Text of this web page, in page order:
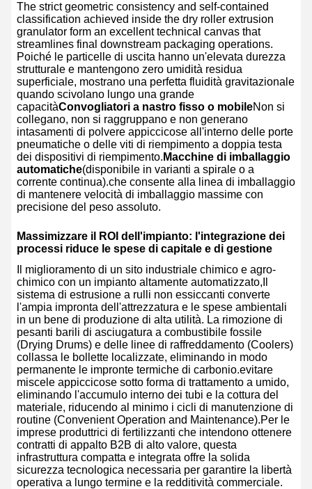
The strict geometric consistency and self-contained
classification achieved inside the dry roller extrusion
granulator form an excellent technical canvas that
streamlines final downstream packaging operations.
Poiché le particelle di uscita hanno un'elevata durezza
strutturale e mantengono zero umidità residua
superficiale, mostrano una perfetta fluidità gravitazionale
quando scivolano lungo una grande
capacitàConvogliatori a nastro fisso o mobileNon si
collegano, non si raggruppano e non generano
intasamenti di polvere appiccicose all'interno delle porte
pneumatiche o delle viti di riempimento a doppia testa
dei dispositivi di riempimento. Macchine di imballaggio
automatiche(disponibile in varianti a spirale o a
corrente continua).che consente alla linea di imballaggio
di mantenere velocità di imballaggio massime con
precisione del peso assoluto.
Massimizzare il ROI dell'impianto: l'integrazione dei
processi riduce le spese di capitale e di gestione
Il miglioramento di un sito industriale chimico e agro-
chimico con un impianto altamente automatizzato,Il
sistema di estrusione a rulli non essiccanti converte
l'ampia impronta dell'attrezzatura e le spese ambientali
in un bene di produzione di alta utilità. La rimozione di
pesanti barili di asciugatura a combustibile fossile
(Drying Drums) e delle linee di raffreddamento (Coolers)
collassa le bollette localizzate, eliminando in modo
permanente le impronte termiche di carbonio.evitare
miscele appiccicose sotto forma di trattamento a umido,
eliminando l'accumulo interno dei tubi e la cottura del
materiale, riducendo al minimo i cicli di manutenzione di
routine (Convenient Operation and Maintenance).Per le
imprese produttrici di fertilizzanti che intendono ottenere
contratti di appalto B2B di alto valore, questa
infrastruttura compatta e integrata offre la solida
sicurezza tecnologica necessaria per garantire la libertà
operativa a lungo termine e la redditività commerciale.